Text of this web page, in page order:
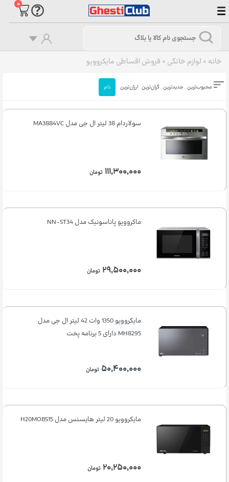
۰
خانه > لوازم خانگی > فروش اقساطی مایکروویو
محبوب‌ترین جدیدترین گران‌ترین ارزان‌ترین نام
سولاردام 38 لیتر ال جی مدل MA3884VC
۱۱۱,۳۰۰,۰۰۰ تومان
ماکروویو پاناسونیک مدل NN-ST34
۲۹,۵۰۰,۰۰۰ تومان
مایکروویو 1350 وات 42 لیتر ال جی مدل
MH8295 دارای 5 برنامه پخت
۵۰,۴۰۰,۰۰۰ تومان
مایکروویو 20 لیتر هایسنس مدل H20MOBS15
۲۰,۲۵۰,۰۰۰ تومان